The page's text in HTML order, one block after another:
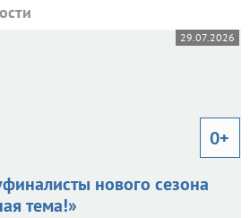
29.07.2026
0+
нового сезона
тема!»